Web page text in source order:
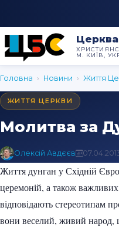
М. КИЇВ,
Головна › Новини › Життя
ЖИТТЯ ЦЕРКВИ
Молитва за
Олексій Авдєєв
Життя дунган у Східній
церемоній, а також
відповідають стереотипам
вони веселий, живий народ,